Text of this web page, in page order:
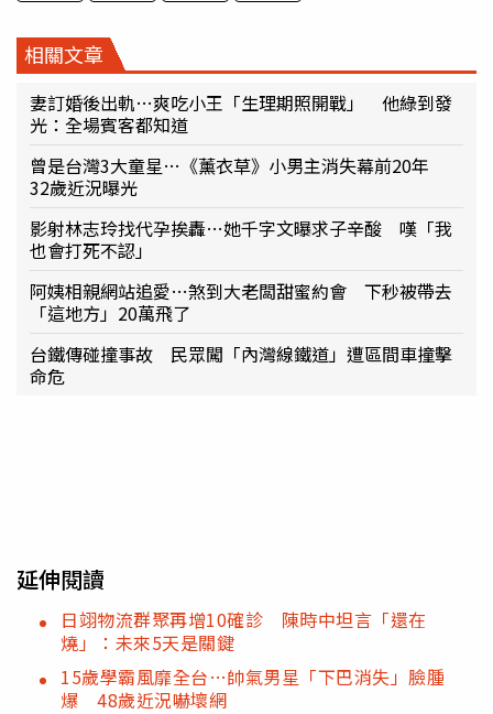
相關文章
妻訂婚後出軌…爽吃小王「生理期照開戰」 他綠到發
光：全場賓客都知道
曾是台灣3大童星…《薰衣草》小男主消失幕前20年
32歲近況曝光
影射林志玲找代孕挨轟…她千字文曝求子辛酸 嘆「我
也會打死不認」
阿姨相親網站追愛…煞到大老闆甜蜜約會 下秒被帶去
「這地方」20萬飛了
台鐵傳碰撞事故 民眾闖「內灣線鐵道」遭區間車撞擊
命危
延伸閱讀
日翊物流群聚再增10確診 陳時中坦言「還在
燒」：未來5天是關鍵
15歲學霸風靡全台…帥氣男星「下巴消失」臉腫
爆 48歲近況嚇壞網